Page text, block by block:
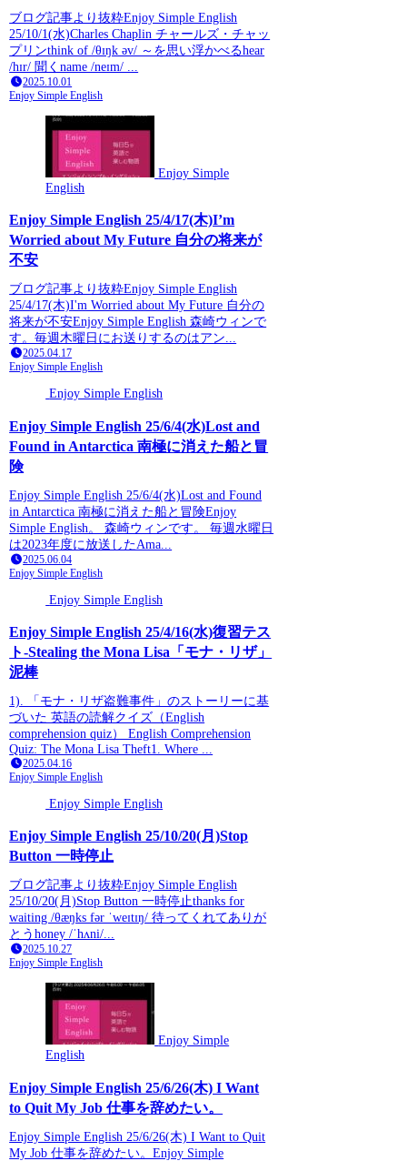
ブログ記事より抜粋Enjoy Simple English
25/10/1(水)Charles Chaplin チャールズ・チャッ
プリンthink of /θɪŋk əv/ ～を思い浮かべるhear
/hɪr/ 聞くname /neɪm/ ...
2025.10.01
Enjoy Simple English
Enjoy Simple
English
Enjoy Simple English 25/4/17(木)I’m
Worried about My Future 自分の将来が
不安
ブログ記事より抜粋Enjoy Simple English
25/4/17(木)I'm Worried about My Future 自分の
将来が不安Enjoy Simple English 森崎ウィンで
す。毎週木曜日にお送りするのはアン...
2025.04.17
Enjoy Simple English
Enjoy Simple English
Enjoy Simple English 25/6/4(水)Lost and
Found in Antarctica 南極に消えた船と冒
険
Enjoy Simple English 25/6/4(水)Lost and Found
in Antarctica 南極に消えた船と冒険Enjoy
Simple English。 森崎ウィンです。 毎週水曜日
は2023年度に放送したAma...
2025.06.04
Enjoy Simple English
Enjoy Simple English
Enjoy Simple English 25/4/16(水)復習テス
ト-Stealing the Mona Lisa「モナ・リザ」
泥棒
1). 「モナ・リザ盗難事件」のストーリーに基
づいた 英語の読解クイズ（English
comprehension quiz） English Comprehension
Quiz: The Mona Lisa Theft1. Where ...
2025.04.16
Enjoy Simple English
Enjoy Simple English
Enjoy Simple English 25/10/20(月)Stop
Button 一時停止
ブログ記事より抜粋Enjoy Simple English
25/10/20(月)Stop Button 一時停止thanks for
waiting /θæŋks fər ˈweɪtɪŋ/ 待ってくれてありが
とうhoney /ˈhʌni/...
2025.10.27
Enjoy Simple English
Enjoy Simple
English
Enjoy Simple English 25/6/26(木) I Want
to Quit My Job 仕事を辞めたい。
Enjoy Simple English 25/6/26(木) I Want to Quit
My Job 仕事を辞めたい。Enjoy Simple